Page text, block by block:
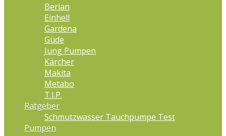
Berlan
Einhell
Gardena
Güde
Jung Pumpen
Kärcher
Makita
Metabo
T.I.P.
Ratgeber
Schmutzwasser Tauchpumpe Test
Pumpen